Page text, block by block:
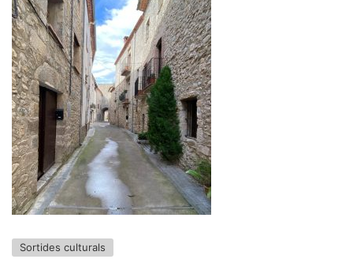
Sortides culturals